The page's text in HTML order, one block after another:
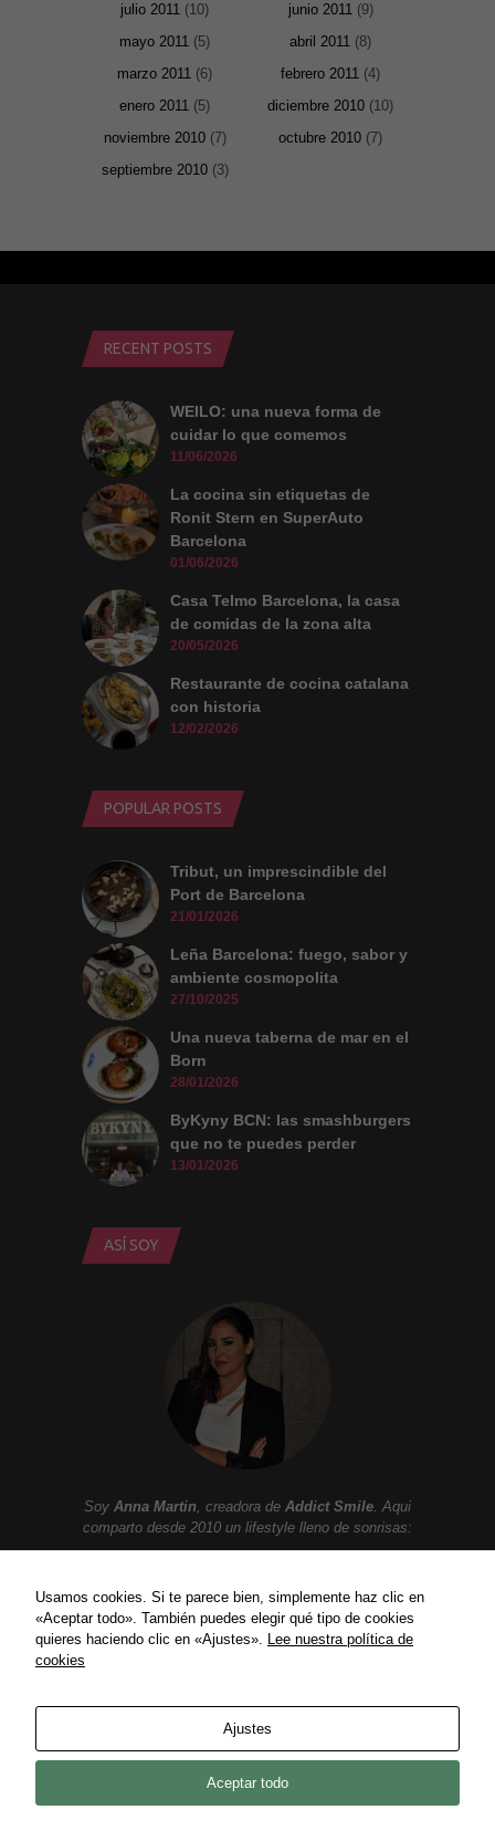
julio 2011 (10) junio 2011(9)
mayo 2011 (5) abril 2011 (8)
marzo 2011 (6) febrero 2011 (4)
enero 2011 (5) diciembre 2010 (10)
noviembre 2010(7) octubre 2010 (7)
septiembre 2010(3)
RECENT POSTS
WEILO: una nueva forma de
cuidar lo que comemos
11/06/2026
La cocina sin etiquetas de
Ronit Stern en SuperAuto
Barcelona
01/06/2026
Casa Telmo Barcelona, la casa
de comidas de la zona alta
20/05/2026
Restaurante de cocina catalana
con historia
12/02/2026
POPULAR POSTS
Tribut, un imprescindible del
Port de Barcelona
21/01/2026
Leña Barcelona: fuego, sabor y
ambiente cosmopolita
27/10/2025
Una nueva taberna de mar en el
Born
28/01/2026
ByKyny BCN: las smashburgers
que no te puedes perder
13/01/2026
ASÍ SOY
Soy Anna Martin, creadora de Addict Smile. Aqui
comparto desde 2010 un lifestyle lleno de sonrisas:
Política de privacidad
Política de Cookies
Usamos cookies. Si te parece bien, simplemente haz clic en
«Aceptar todo». También puedes elegir qué tipo de cookies
quieres haciendo clic en «Ajustes». Lee nuestra política de
cookies
Ajustes
Aceptar todo